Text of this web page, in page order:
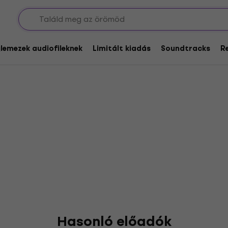
audiofileknek Limitált kiadás Soundtracks
Hasonló előadók